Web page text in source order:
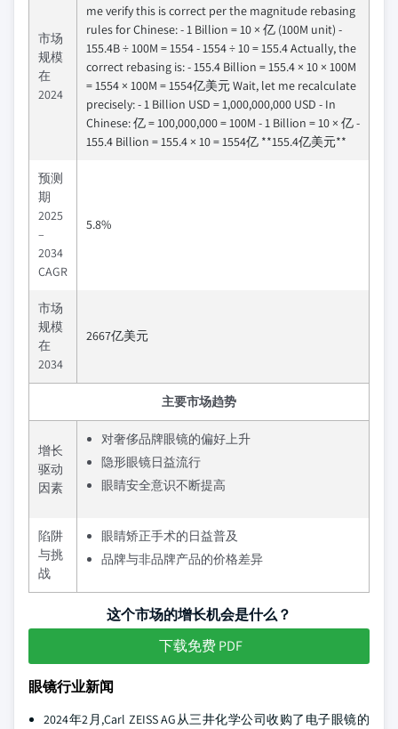
市场
规模
在
2024
me verify this is correct per the magnitude rebasing
rules for Chinese: - 1 Billion = 10 × 亿 (100M unit) -
155.4B ÷ 100M = 1554 - 1554 ÷ 10 = 155.4 Actually, the
correct rebasing is: - 155.4 Billion = 155.4 × 10 × 100M
= 1554 × 100M = 1554亿美元 Wait, let me recalculate
precisely: - 1 Billion USD = 1,000,000,000 USD - In
Chinese: 亿 = 100,000,000 = 100M - 1 Billion = 10 × 亿 -
155.4 Billion = 155.4 × 10 = 1554亿 **155.4亿美元**
预测
期
2025
–
2034
CAGR
5.8%
市场
规模
在
2034
2667亿美元
主要市场趋势
增长
驱动
因素
对奢侈品牌眼镜的偏好上升
隐形眼镜日益流行
眼睛安全意识不断提高
陷阱
与挑
战
眼睛矫正手术的日益普及
品牌与非品牌产品的价格差异
这个市场的增长机会是什么？
下载免费 PDF
眼镜行业新闻
2024年2月,Carl ZEISS AG从三井化学公司收购了电子眼镜的